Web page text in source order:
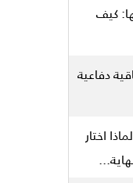
كيف
دفاعية
اختار